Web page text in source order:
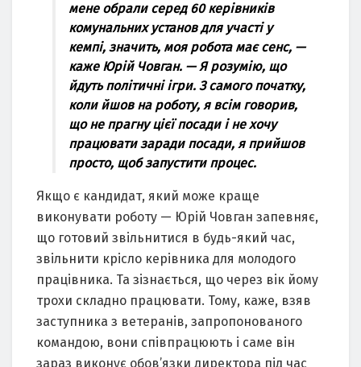
мене обрали серед 60 керівників
комунальних установ для участі у
кемпі, значить, моя робота має сенс, —
каже Юрій Човган. — Я розумію, що
йдуть політичні ігри. З самого початку,
коли йшов на роботу, я всім говорив,
що не прагну цієї посади і не хочу
працювати заради посади, я прийшов
просто, щоб запустити процес.
Якщо є кандидат, який може краще
виконувати роботу — Юрій Човган запевняє,
що готовий звільнитися в будь-який час,
звільнити крісло керівника для молодого
працівника. Та зізнається, що через вік йому
трохи складно працювати. Тому, каже, взяв
заступника з ветеранів, запропонованого
командою, вони співпрацюють і саме він
зараз виконує обов’язки директора під час